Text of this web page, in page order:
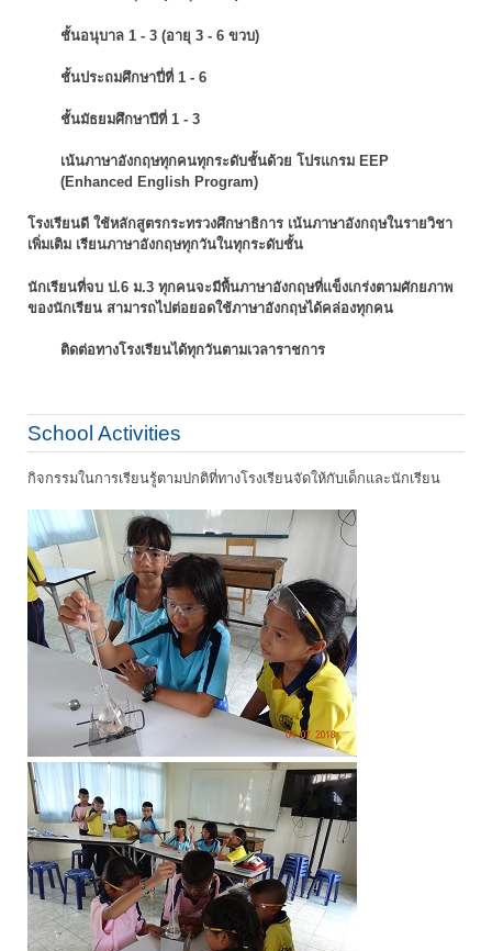
ชั้นอนุบาล 1 - 3 (อายุ 3 - 6 ขวบ)
ชั้นประถมศึกษาปี่ที่ 1 - 6
ชั้นมัธยมศึกษาปีที่ 1 - 3
เน้นภาษาอังกฤษทุกคนทุกระดับชั้นด้วย โปรแกรม EEP
(Enhanced English Program)
โรงเรียนดี ใช้หลักสูตรกระทรวงศึกษาธิการ เน้นภาษาอังกฤษในรายวิชา
เพิ่มเติม เรียนภาษาอังกฤษทุกวันในทุกระดับชั้น
นักเรียนที่จบ ป.6 ม.3 ทุกคนจะมีพื้นภาษาอังกฤษที่แข็งเกร่งตามศักยภาพ
ของนักเรียน สามารถไปต่อยอดใช้ภาษาอังกฤษได้คล่องทุกคน
ติดต่อทางโรงเรียนได้ทุกวันตามเวลาราชการ
School Activities
กิจกรรมในการเรียนรู้ตามปกติที่ทางโรงเรียนจัดให้กับเด็กและนักเรียน